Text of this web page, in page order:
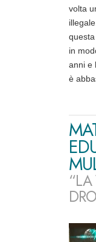
volta
in
anni e
è
“LA